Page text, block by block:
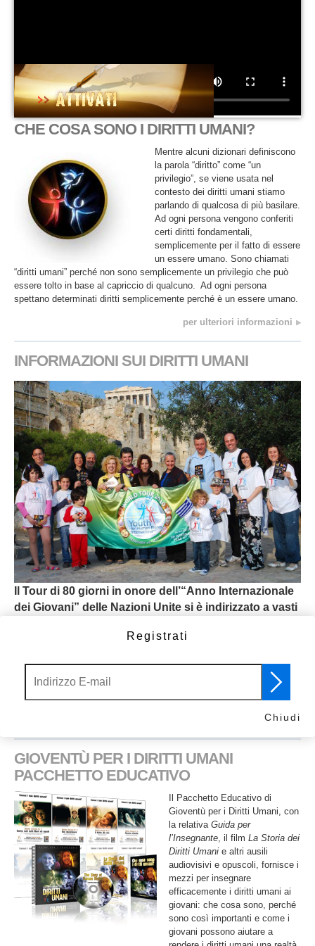
CHE COSA SONO I DIRITTI UMANI?
Mentre alcuni dizionari definiscono
la parola “diritto” come “un
privilegio”, se viene usata nel
contesto dei diritti umani stiamo
parlando di qualcosa di più basilare.
Ad ogni persona vengono conferiti
certi diritti fondamentali,
semplicemente per il fatto di essere
un essere umano. Sono chiamati
“diritti umani” perché non sono semplicemente un privilegio che può
essere tolto in base al capriccio di qualcuno. Ad ogni persona
spettano determinati diritti semplicemente perché è un essere umano.
per ulteriori informazioni
INFORMAZIONI SUI DIRITTI UMANI
Il Tour di 80 giorni in onore dell’“Anno Internazionale
dei Giovani” delle Nazioni Unite si è indirizzato a vasti
L’UNICEF ha riportato che 40 milioni di bambini di età inferiore ai 15
to Prevent Child Abuse (Comitato Nazionale degli Stati Uniti per la
prevenzione degli abusi sui minori) cita 3.000.000 di nuovi rapporti di
abuso o abbandono infantile ogni anno.
storia completa
GIOVENTÙ PER I DIRITTI UMANI
PACCHETTO EDUCATIVO
Il Pacchetto Educativo di
Gioventù per i Diritti Umani, con
la relativa Guida per
l’Insegnante, il film La Storia dei
Diritti Umani e altri ausili
audiovisivi e opuscoli, fornisce i
mezzi per insegnare
efficacemente i diritti umani ai
giovani: che cosa sono, perché
sono così importanti e come i
giovani possono aiutare a
Registrati
Chiudi